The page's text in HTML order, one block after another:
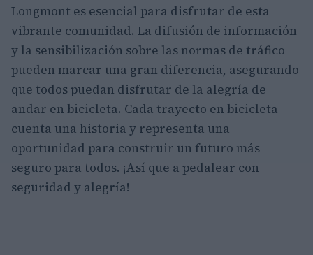
Longmont es esencial para disfrutar de esta
vibrante comunidad. La difusión de información
y la sensibilización sobre las normas de tráfico
pueden marcar una gran diferencia, asegurando
que todos puedan disfrutar de la alegría de
andar en bicicleta. Cada trayecto en bicicleta
cuenta una historia y representa una
oportunidad para construir un futuro más
seguro para todos. ¡Así que a pedalear con
seguridad y alegría!